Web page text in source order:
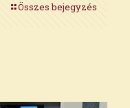
Összes bejegyzés